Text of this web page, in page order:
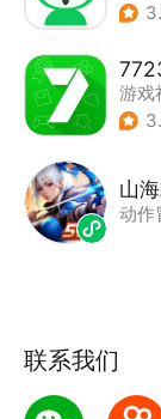
游戏
山
动作
联系我们